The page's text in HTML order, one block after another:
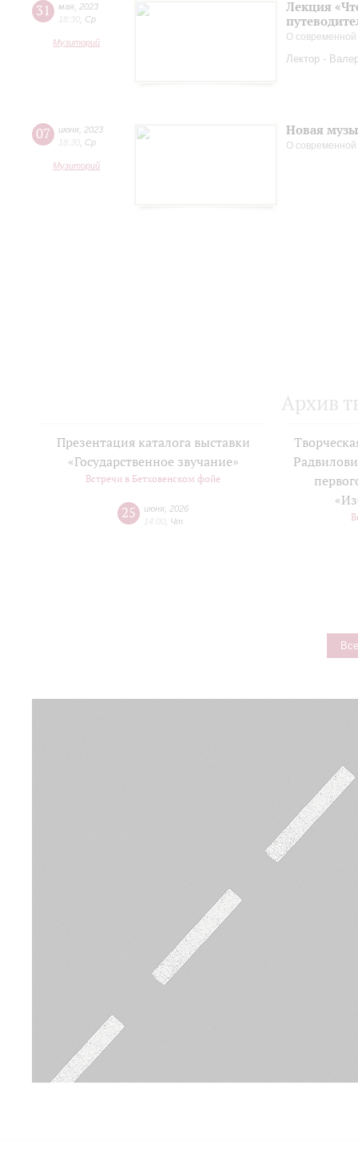
31 мая 2023
18:30 Ср
Музиторий
Лекция
О
Лектор -
07 июня 2023
18:30 Ср
Музиторий
Новая
О
Архив
Презентация каталога выставки
«Государственное звучание»
Встречи в Бетховенском фойе
25 июня 2026
14:00 Чт